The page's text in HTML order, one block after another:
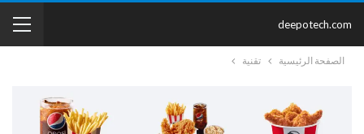
deepotech.com
الصفحة الرئيسية تقنية